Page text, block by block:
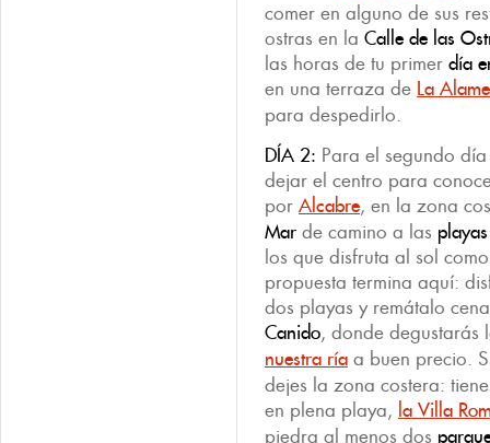
comer en alguno de sus
ostras en la Calle de las
las horas de tu primer día
en una terraza de La
para despedirlo.
DÍA 2: Para el segundo
dejar el centro para
por Alcabre, en la zona
Mar de camino a las
los que disfruta al sol
propuesta termina aquí:
dos playas y remátalo
Canido, donde degustarás
nuestra ría a buen precio.
dejes la zona costera:
en plena playa, la Villa
piedra al menos dos